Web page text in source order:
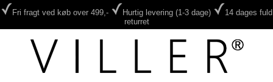
Fri fragt ved køb over 499,- Hurtig levering (1-3 dage)
14 dages fuld
returret